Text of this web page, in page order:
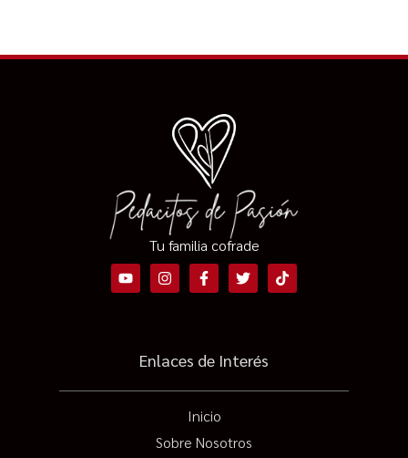
Tu familia cofrade
Enlaces de Interés
Inicio
Sobre Nosotros